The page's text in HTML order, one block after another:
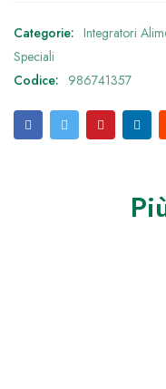
Categorie: Integratori
Speciali
Codice: 986741357